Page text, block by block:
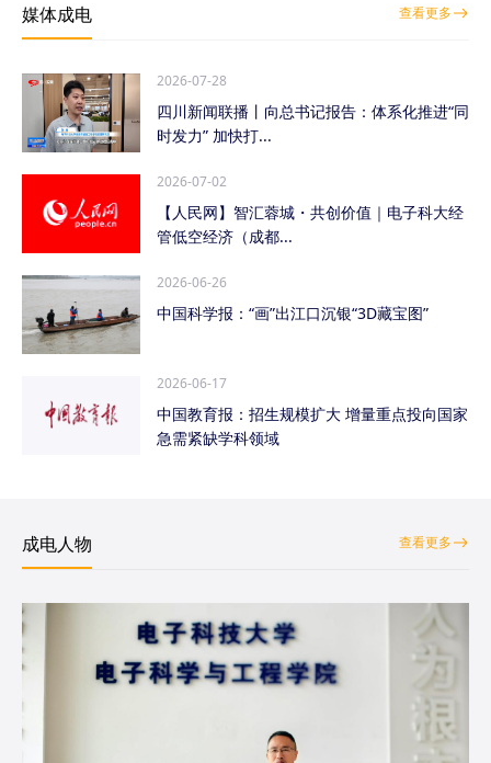
媒体成电 查看更多
2026-07-28
四川新闻联播丨向总书记报告：体系化推进“同
时发力” 加快打...
2026-07-02
【人民网】智汇蓉城・共创价值｜电子科大经
管低空经济（成都...
2026-06-26
中国科学报：“画”出江口沉银“3D藏宝图”
2026-06-17
中国教育报：招生规模扩大 增量重点投向国家
急需紧缺学科领域
成电人物 查看更多